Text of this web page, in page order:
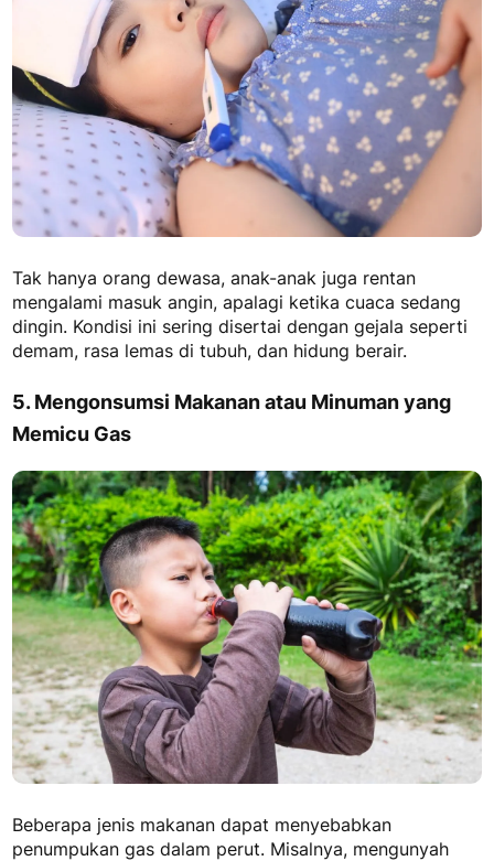
Tak hanya orang dewasa, anak-anak juga rentan
mengalami masuk angin, apalagi ketika cuaca sedang
dingin. Kondisi ini sering disertai dengan gejala seperti
demam, rasa lemas di tubuh, dan hidung berair.
5. Mengonsumsi Makanan atau Minuman yang
Memicu Gas
Beberapa jenis makanan dapat menyebabkan
penumpukan gas dalam perut. Misalnya, mengunyah